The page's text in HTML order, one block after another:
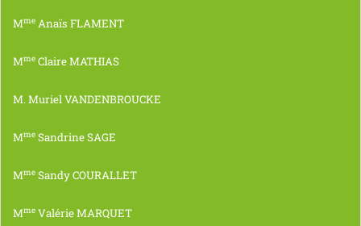
Mme Anaïs FLAMENT
Mme Claire MATHIAS
M. Muriel VANDENBROUCKE
Mme Sandrine SAGE
Mme Sandy COURALLET
Mme Valérie MARQUET